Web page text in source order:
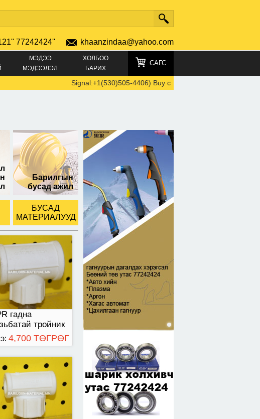
77242424'' khaanzindaa@yahoo.com
МЭДЭЭ
МЭДЭЭЛЭЛ
ХОЛБОО
БАРИХ
САГС
Signal:+1(530)505-4406) Buy crystals, Buy GBL, Cocaine,
Барилгын
бусад ажил
БУСАД
МАТЕРИАЛУУД
гадна
тройник
4,700 ТӨГРӨГ